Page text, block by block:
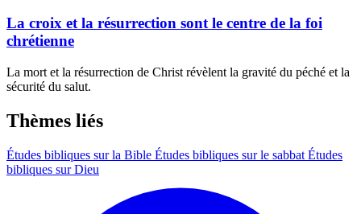
La croix et la résurrection sont le centre de la foi
chrétienne
La mort et la résurrection de Christ révèlent la gravité du péché et la
sécurité du salut.
Thèmes liés
Études bibliques sur la Bible Études bibliques sur le sabbat Études
bibliques sur Dieu